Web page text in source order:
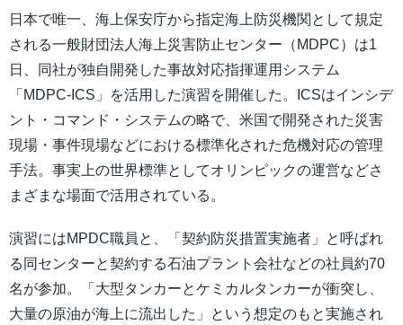
日本で唯一、海上保安庁から指定海上防災機関として規定
される一般財団法人海上災害防止センター（MDPC）は1
日、同社が独自開発した事故対応指揮運用システム
「MDPC-ICS」を活用した演習を開催した。ICSはインシデ
ント・コマンド・システムの略で、米国で開発された災害
現場・事件現場などにおける標準化された危機対応の管理
手法。事実上の世界標準としてオリンピックの運営などさ
まざまな場面で活用されている。
演習にはMPDC職員と、「契約防災措置実施者」と呼ばれ
る同センターと契約する石油プラント会社などの社員約70
名が参加。「大型タンカーとケミカルタンカーが衝突し、
大量の原油が海上に流出した」という想定のもと実施され